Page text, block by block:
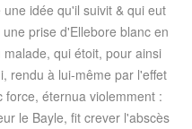
idée qu'il suivit & qui eut
prise d'Ellebore blanc en
qui étoit, pour ainsi
rendu à lui-même par l'effet
éternua violemment :
le Bayle, fit crever l'abscès